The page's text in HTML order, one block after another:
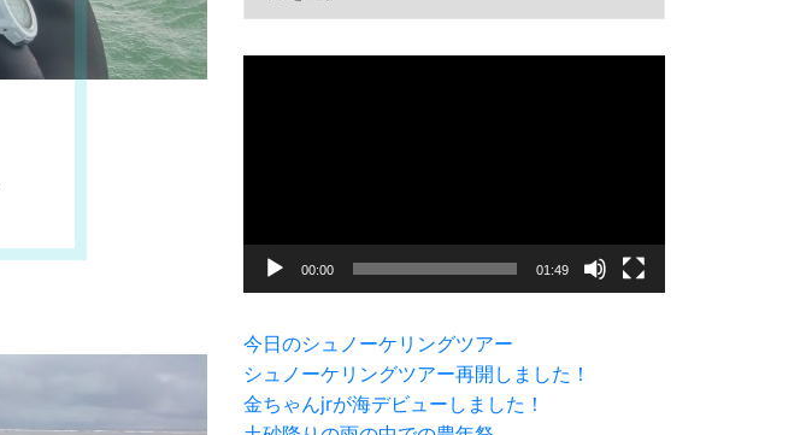
ー
00:00 01:49
今日のシュノーケリングツアー
シュノーケリングツアー再開しました！
金ちゃんjrが海デビューしました！